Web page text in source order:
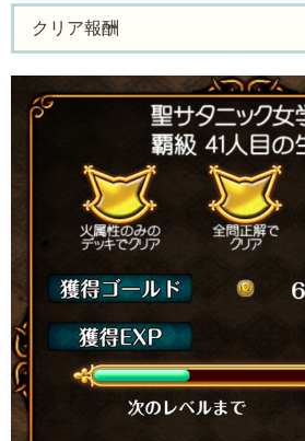
クリア報酬